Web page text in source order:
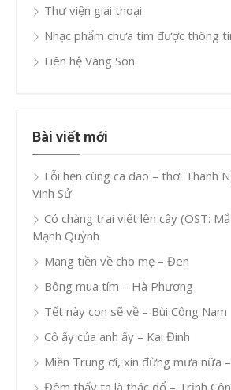
Thư viện giai thoại
Nhạc phẩm chưa tìm được thông
Liên hệ Vàng Son
Bài viết mới
Lỗi hẹn cùng ca dao – thơ: Thanh
Vinh Sử
Có chàng trai viết lên cây (OST:
Mạnh Quỳnh
Mang tiền về cho mẹ – Đen
Bông mua tím – Hà Phương
Tết này con sẽ về – Bùi Công Nam
Cô ấy của anh ấy – Kai Đinh
Miền Trung ơi, xin đừng mưa nữa
Đêm thấy ta là thác đổ – Trịnh